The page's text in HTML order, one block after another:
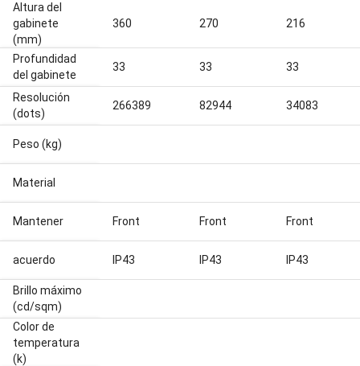
Altura del
gabinete
(mm)
360 270 216
Profundidad
del gabinete
33 33 33
Resolución
(dots)
266389 82944 34083
Peso (kg)
Material
Mantener Front Front Front
acuerdo IP43 IP43 IP43
Brillo máximo
(cd/sqm)
Color de
temperatura
(k)